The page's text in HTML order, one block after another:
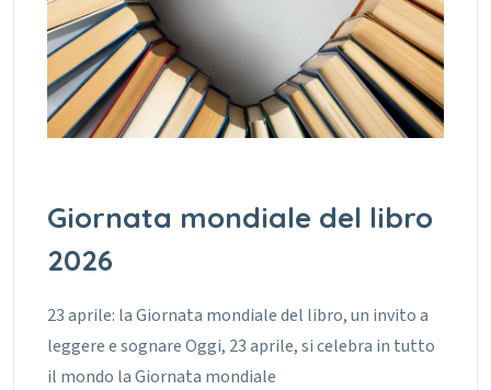
Giornata mondiale del libro
2026
23 aprile: la Giornata mondiale del libro, un invito a
leggere e sognare Oggi, 23 aprile, si celebra in tutto
il mondo la Giornata mondiale